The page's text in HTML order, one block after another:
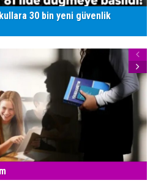
30 bin yeni güvenlik